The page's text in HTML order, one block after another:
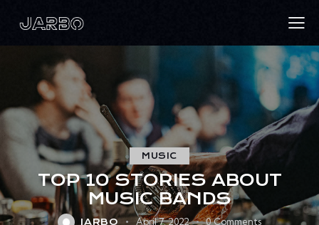
MUSIC
TOP 10 STORIES ABOUT
MUSIC BANDS
JARBO April 7, 2022 0 Comments